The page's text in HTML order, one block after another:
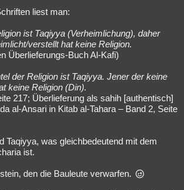
Technologie
Unterhaltung
Gruppen Gaming Filme
liest man:
ist Taqiyya (Verheimlichung), daher
verstellt hat keine Religion.
Überlieferungs-Buch Al-Kafi)
der Religion ist Taqiyya. Jener der keine
keine Religion (Din).
217; Überlieferung als sahih [authentisch]
al-Ansari in Kitab al-Tahara – Band 2, Seite
Taqiyya, was gleichbedeutend mit dem
ist.
den die Bauleute verwarfen.